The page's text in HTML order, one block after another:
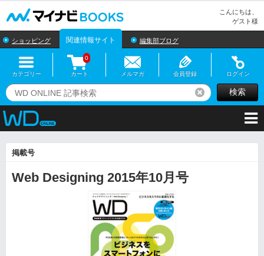
こんにちは、
ゲスト様
ショッピング 関連情報サイト 編集部ブログ
カテゴリー カート
0
メルマガ 会員登録 ログイン
リセット検索
掲載号
Web Designing 2015年10月号